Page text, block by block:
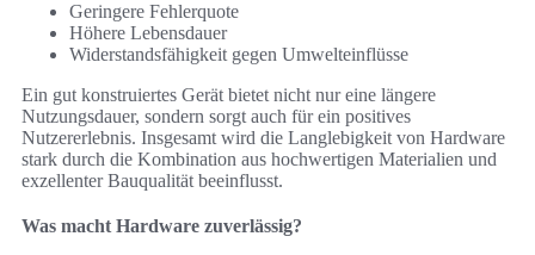
Geringere Fehlerquote
Höhere Lebensdauer
Widerstandsfähigkeit gegen Umwelteinflüsse
Ein gut konstruiertes Gerät bietet nicht nur eine längere
Nutzungsdauer, sondern sorgt auch für ein positives
Nutzererlebnis. Insgesamt wird die Langlebigkeit von Hardware
stark durch die Kombination aus hochwertigen Materialien und
exzellenter Bauqualität beeinflusst.
Was macht Hardware zuverlässig?